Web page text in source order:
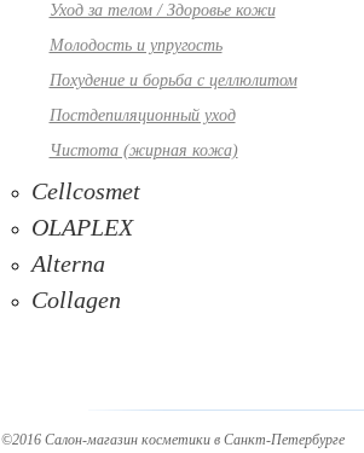
Уход за телом / Здоровье кожи
Молодость и упругость
Похудение и борьба с целлюлитом
Постдепиляционный уход
Чистота (жирная кожа)
Cellcosmet
OLAPLEX
Alterna
Collagen
©2016 Салон-магазин косметики в Санкт-Петербурге